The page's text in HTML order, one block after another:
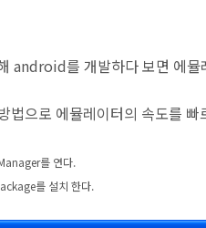
android를 개발하다 보면 에뮬
법으로 에뮬레이터의 속도를 빠
를 연다.
를 설치 한다.